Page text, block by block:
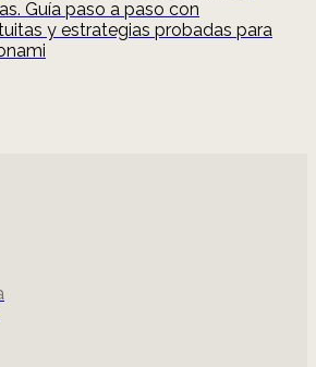
Guía paso a paso con
y estrategias probadas para